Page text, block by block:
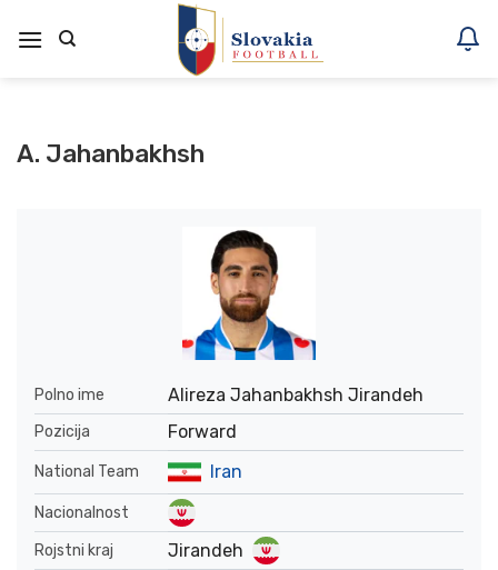
na
A. Jahanbakhsh
Polno ime Alireza Jahanbakhsh Jirandeh
Pozicija Forward
National Team Iran
Nacionalnost
Rojstni kraj
Jirandeh